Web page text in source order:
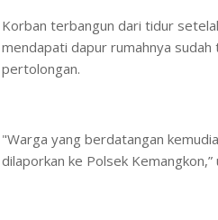
Korban terbangun dari tidur
mendapati dapur rumahnya
pertolongan.
"Warga yang berdatangan
dilaporkan ke Polsek